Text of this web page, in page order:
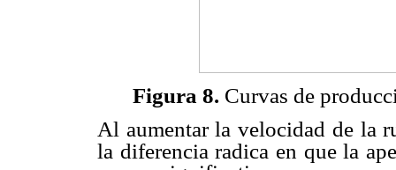
Figura 8. Curvas de
Al aumentar la velocidad de la
la diferencia radica en que la